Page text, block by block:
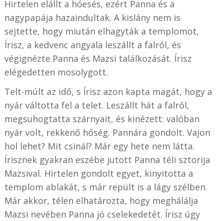
Hirtelen elállt a hóesés, ezért Panna és a
nagypapája hazaindultak. A kislány nem is
sejtette, hogy miután elhagyták a templomot,
Írisz, a kedvenc angyala leszállt a falról, és
végignézte Panna és Mazsi találkozását. Írisz
elégedetten mosolygott.
Telt-múlt az idő, s Írisz azon kapta magát, hogy a
nyár váltotta fel a telet. Leszállt hát a falról,
megsuhogtatta szárnyait, és kinézett: valóban
nyár volt, rekkenő hőség. Pannára gondolt. Vajon
hol lehet? Mit csinál? Már egy hete nem látta.
Írisznek gyakran eszébe jutott Panna téli sztorija
Mazsival. Hirtelen gondolt egyet, kinyitotta a
templom ablakát, s már repült is a lágy szélben.
Már akkor, télen elhatározta, hogy meghálálja
Mazsi nevében Panna jó cselekedetét. Írisz úgy